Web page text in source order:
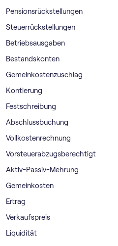
Pensionsrückstellungen
Steuerrückstellungen
Betriebsausgaben
Bestandskonten
Gemeinkostenzuschlag
Kontierung
Festschreibung
Abschlussbuchung
Vollkostenrechnung
Vorsteuerabzugsberechtigt
Aktiv-Passiv-Mehrung
Gemeinkosten
Ertrag
Verkaufspreis
Liquidität